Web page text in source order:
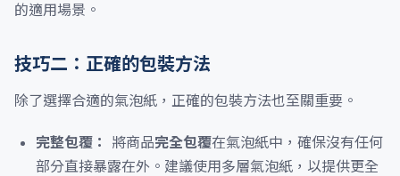
的適用場景。
技巧二：正確的包裝方法
除了選擇合適的氣泡紙，正確的包裝方法也至關重要。
完整包覆： 將商品完全包覆在氣泡紙中，確保沒有任何
部分直接暴露在外。建議使用多層氣泡紙，以提供更全